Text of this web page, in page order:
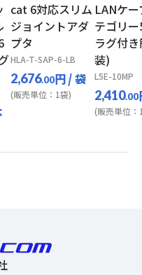
cat 6対応スリム
ジョイントアダ
プタ
HLA-T-SAP-6-LB
2,676.00円/ 袋
(販売単位：1袋)
LANケ
テゴリ
ラグ付
装)
L5E-10MP
2,410.00
(販売単位：